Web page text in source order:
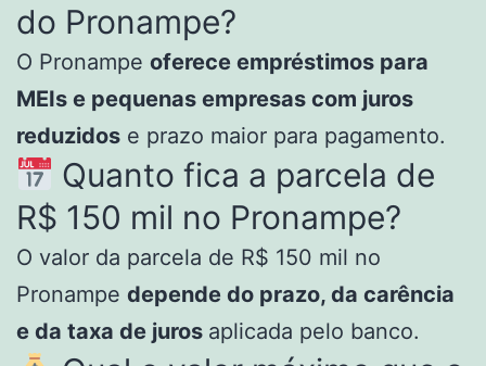
do Pronampe?
O Pronampe oferece empréstimos para
MEIs e pequenas empresas com juros
reduzidos e prazo maior para pagamento.
Quanto fica a parcela de
R$ 150 mil no Pronampe?
O valor da parcela de R$ 150 mil no
Pronampe depende do prazo, da carência
e da taxa de juros aplicada pelo banco.